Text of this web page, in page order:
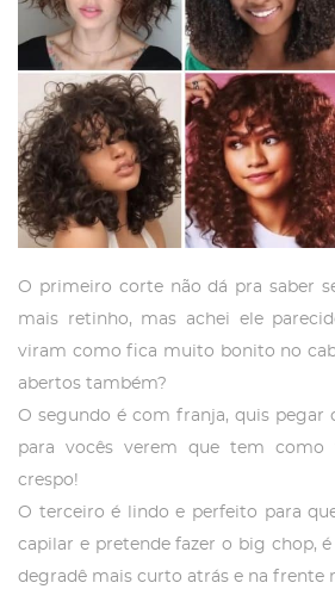
O primeiro corte não dá pra saber
mais retinho, mas achei ele
viram como fica muito bonito no
abertos também?
O segundo é com franja, quis pegar
para vocês verem que tem como
crespo!
O terceiro é lindo e perfeito para
capilar e pretende fazer o big chop,
degradê mais curto atrás e na frente